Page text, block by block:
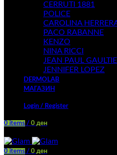
CERRUTI 1881
POLICE
CAROLINA
PACO RABANNE
KENZO
NINA RICCI
JEAN PAUL
JENNIFER LOPEZ
DERMOLAB
МАГАЗИН
Login / Register
0 items / 0 ден
0 items / 0 ден